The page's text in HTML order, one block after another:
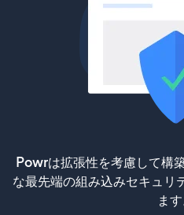
Powrは拡張性を考慮して構
な最先端の組み込みセキュリ
ます